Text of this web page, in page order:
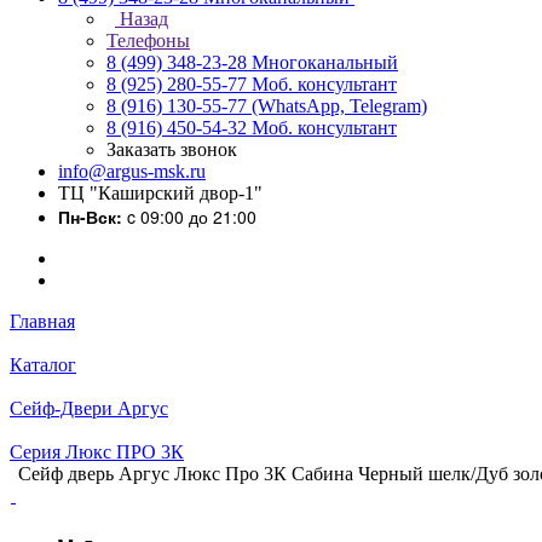
Назад
Телефоны
8 (499) 348-23-28 Многоканальный
8 (925) 280-55-77 Моб. консультант
8 (916) 130-55-77 (WhatsApp, Telegram)
8 (916) 450-54-32 Моб. консультант
Заказать звонок
info@argus-msk.ru
ТЦ "Каширский двор-1"
Пн-Вск: c 09:00 до 21:00
Главная
Каталог
Сейф-Двери Аргус
Серия Люкс ПРО 3К
Сейф дверь Аргус Люкс Про 3К Сабина Черный шелк/Дуб